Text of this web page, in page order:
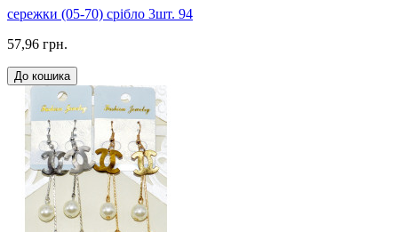
сережки (05-70) срібло 3шт. 94
57,96 грн.
До кошика